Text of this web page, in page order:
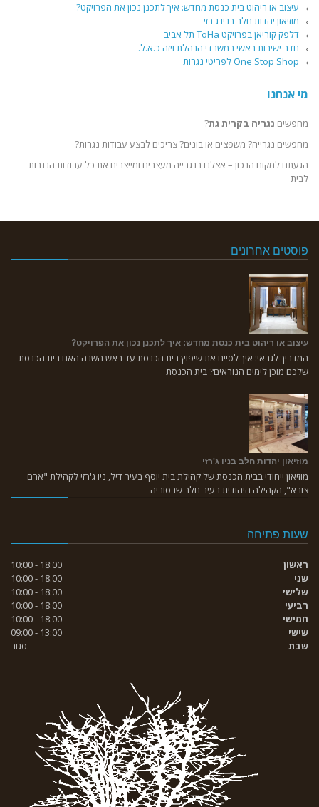
עיצוב או ריהוט בית כנסת מחדש: איך לתכנן נכון את הפרויקט?
מוזיאון יהדות חלב בניו ג'רזי
דלפק קוריאן בפרויקט ToHa תל אביב
חדר ישיבות ראשי במשרדי הנהלת ויזה כ.א.ל.
One Stop Shop לפריטי נגרות
מי אנחנו
מחפשים נגריה בקרית גת?
מחפשים נגרייה? משפצים או בונים? צריכים לבצע עבודות נגרות?
הגעתם למקום הנכון – אצלנו בנגרייה מעצבים ומייצרים את כל עבודות הנגרות
לבית
פוסטים אחרונים
עיצוב או ריהוט בית כנסת מחדש: איך לתכנן נכון את הפרויקט?
המדריך לגבאי: איך לסיים את שיפוץ בית הכנסת עד ראש השנה האם בית הכנסת
שלכם מוכן לימים הנוראים? בית הכנסת
מוזיאון יהדות חלב בניו ג'רזי
מוזיאון ייחודי בבית הכנסת של קהילת בית יוסף בעיר דיל, ניו ג'רזי לקהילת "ארם
צובא", הקהילה היהודית בעיר חלב שבסוריה
שעות פתיחה
ראשון
18:00 - 10:00
שני
18:00 - 10:00
שלישי
18:00 - 10:00
רביעי
18:00 - 10:00
חמישי
18:00 - 10:00
שישי
13:00 - 09:00
שבת
סגור